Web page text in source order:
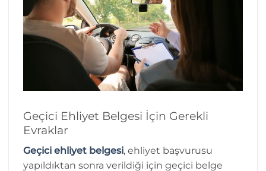
Geçici Ehliyet Belgesi İçin Gerekli
Evraklar
Geçici ehliyet belgesi, ehliyet başvurusu
yapıldıktan sonra verildiği için geçici belge